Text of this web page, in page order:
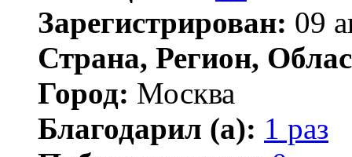
Зарегистрирован: 09
Страна, Регион,
Город: Москва
Благодарил (а): 1 раз